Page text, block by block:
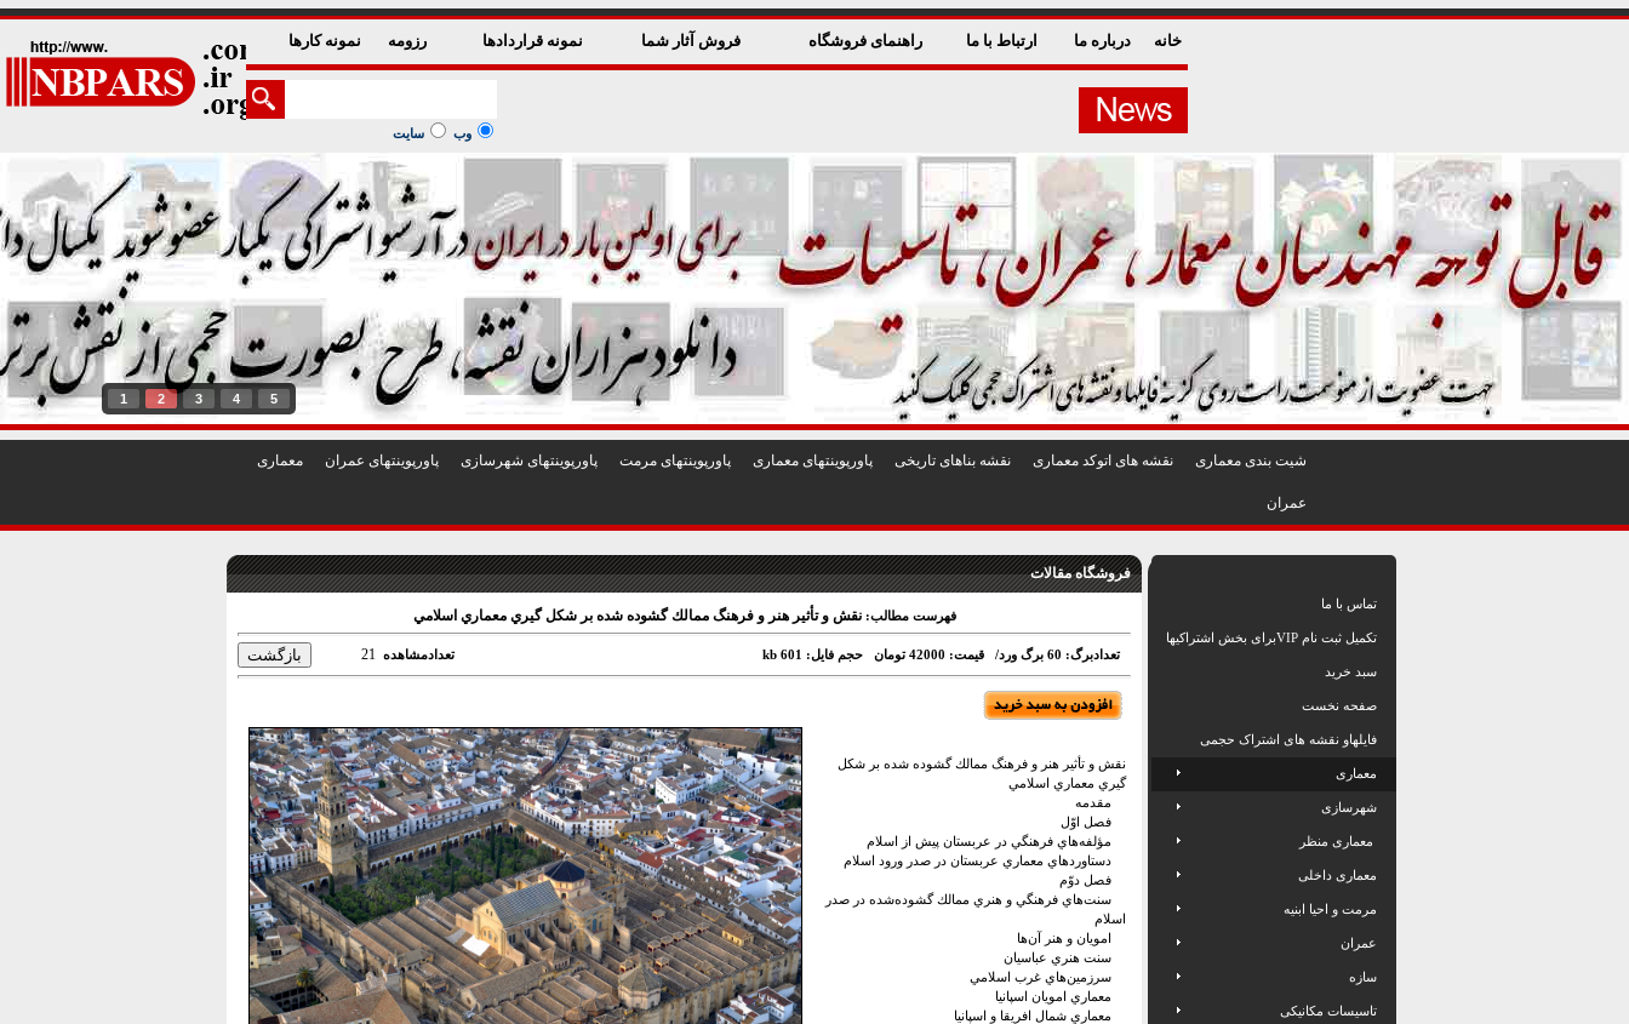
خانه درباره ما ارتباط با ما راهنمای فروشگاه فروش آثار شما نمونه قراردادها رزومه نمونه کارها
وب سایت
1 2 3 4 5
شيت بندی معماری نقشه های اتوکد معماری نقشه بناهای تاريخی پاورپوينتهای معماری پاورپوينتهای مرمت پاورپوينتهای شهرسازی پاورپوينتهای عمران معماری
عمران
فروشگاه مقالات
فهرست مطالب: نقش و تأثير هنر و فرهنگ ممالك گشوده شده بر شكل گيري معماري اسلامي
تعدادبرگ: 60 برگ ورد/ قیمت: 42000 تومان حجم فایل: 601 kb تعدادمشاهده 21
نقش و تأثير هنر و فرهنگ ممالك گشوده شده بر شكل
گيري معماري اسلامي
مقدمه
فصل اوّل
مؤلفه‌هاي فرهنگي در عربستان پيش از اسلام
دستاوردهاي معماري عربستان در صدر ورود اسلام
فصل دوّم
سنت‌هاي فرهنگي و هنري ممالك گشوده‌شده در صدر
اسلام
امويان و هنر آن‌ها
سنت هنري عباسيان
سرزمين‌هاي غرب اسلامي
معماري امويان اسپانيا
معماري شمال افريقا و اسپانيا
تماس با ما
تکمیل ثبت نام VIPبرای بخش اشتراکیها
سبد خرید
صفحه نخست
فایلهاو نقشه های اشتراک حجمی
معماری
شهرسازی
معماری منظر
معماری داخلی
مرمت و احیا ابنیه
عمران
سازه
تاسیسات مکانیکی